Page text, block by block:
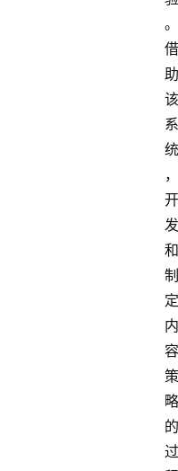
。
借
助
该
系
统
，
开
发
和
制
定
内
容
策
略
的
过